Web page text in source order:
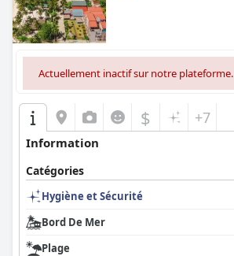
Actuellement inactif sur notre plateforme.
$ +7
Information
Catégories
Hygiène et Sécurité
Bord De Mer
Plage